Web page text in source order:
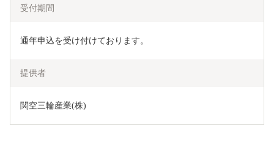
受付期間
通年申込を受け付けております。
提供者
関空三輪産業(株)